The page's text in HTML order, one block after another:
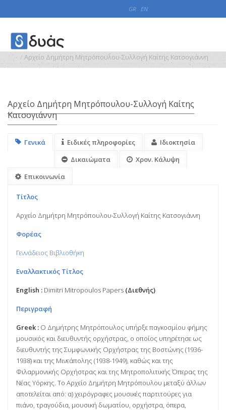
GR EN
Αρχείο Δημήτρη Μητρόπουλου-Συλλογή Καίτης Κατσογιάννη
Αρχείο Δημήτρη Μητρόπουλου-Συλλογή Καίτης
Κατσογιάννη
Γενικά Ειδικές πληροφορίες
Ιδιοκτησία
Δικαιώματα
Χρον. Κάλυψη
Επικοινωνία
Τίτλος
Αρχείο Δημήτρη Μητρόπουλου-Συλλογή Καίτης Κατσογιάννη
Φορέας
Γεννάδειος Βιβλιοθήκη
Εναλλακτικός Τίτλος
English : Dimitri Mitropoulos Papers (Διεθνής)
Περιγραφή
Greek : Ο Δημήτρης Μητρόπουλος υπήρξε παγκοσμίου φήμης
μουσικός και διευθυντής ορχήστρας, ο οποίος υπηρέτησε ως
διευθυντής της Συμφωνικής Ορχήστρας της Βοστώνης (1936-
1938) και της Μινεάπολης (1938-1949), καθώς και της
Φιλαρμονικής Ορχήστρας και της Μητροπολιτικής Όπερας της
Νέας Υόρκης. Το Αρχείο Δημήτρη Μητρόπουλου μεταξύ άλλων
αποτελείται από: α) χειρόγραφες μουσικές παρτιτούρες για
πιάνο, τραγούδια, μουσική δωματίου, ορχήστρα, όπερα,